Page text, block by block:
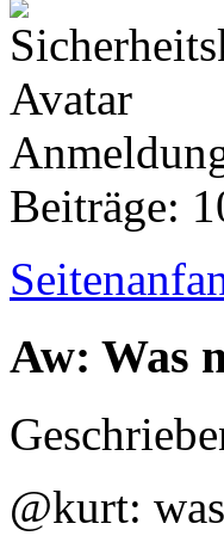
Beiträge:
Aw: Was
@kurt: